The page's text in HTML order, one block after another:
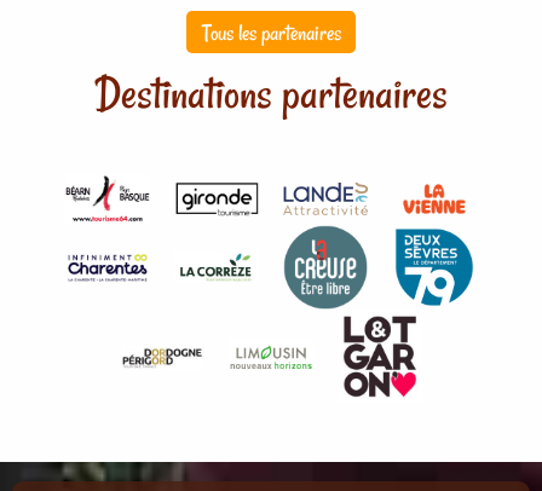
Tous les partenaires
Destinations partenaires